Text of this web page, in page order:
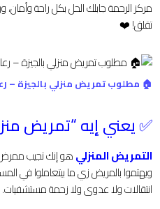
مركز الرحمة جابلك الحل بكل راحة
تقلق! ❤️
🏠 مطلوب تمريض منزلي بالجيزة –
✅ يعني إيه “تمريض
التمريض المنزليهو إنك تجيب ممرض
ويهتموا بالمريض زي ما بيتعاملوا في
انتقالات ولا عدوى ولا زحمة مستشفيات.